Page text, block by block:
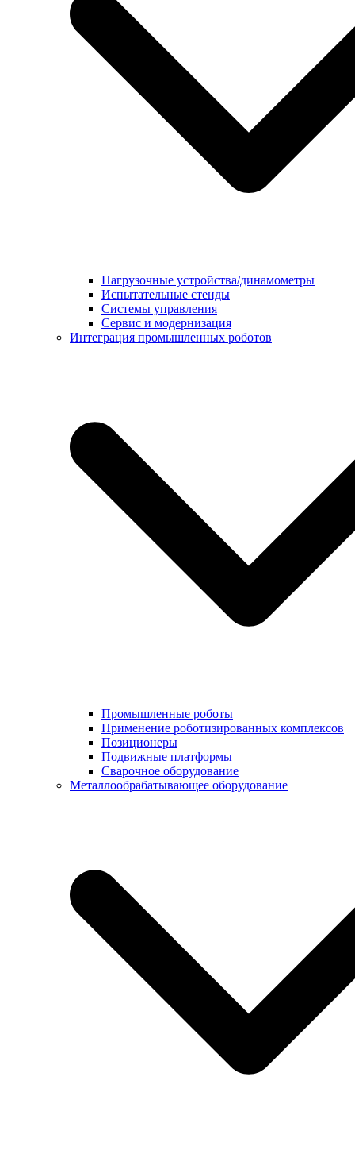
Нагрузочные устройства/динамометры
Испытательные стенды
Системы управления
Сервис и модернизация
Интеграция промышленных роботов
Промышленные роботы
Применение роботизированных комплексов
Позиционеры
Подвижные платформы
Сварочное оборудование
Металлообрабатывающее оборудование